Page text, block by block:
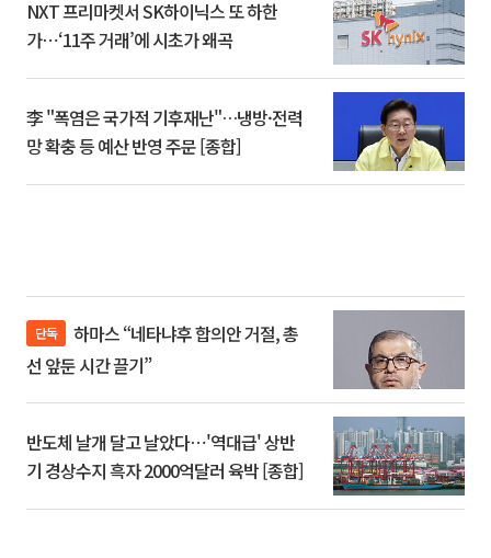
NXT 프리마켓서 SK하이닉스 또 하한
가⋯‘11주 거래’에 시초가 왜곡
李 "폭염은 국가적 기후재난"…냉방·전력
망 확충 등 예산 반영 주문 [종합]
단독
선 앞둔 시간 끌기”
반도체 날개 달고 날았다⋯'역대급' 상반
기 경상수지 흑자 2000억달러 육박 [종합]